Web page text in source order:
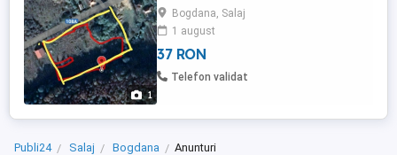
1
patrati linga vale si padure front la sosea
de 100m
Bogdana, Salaj
1 august
37 RON
Telefon validat
Publi24 Salaj Bogdana Anunturi